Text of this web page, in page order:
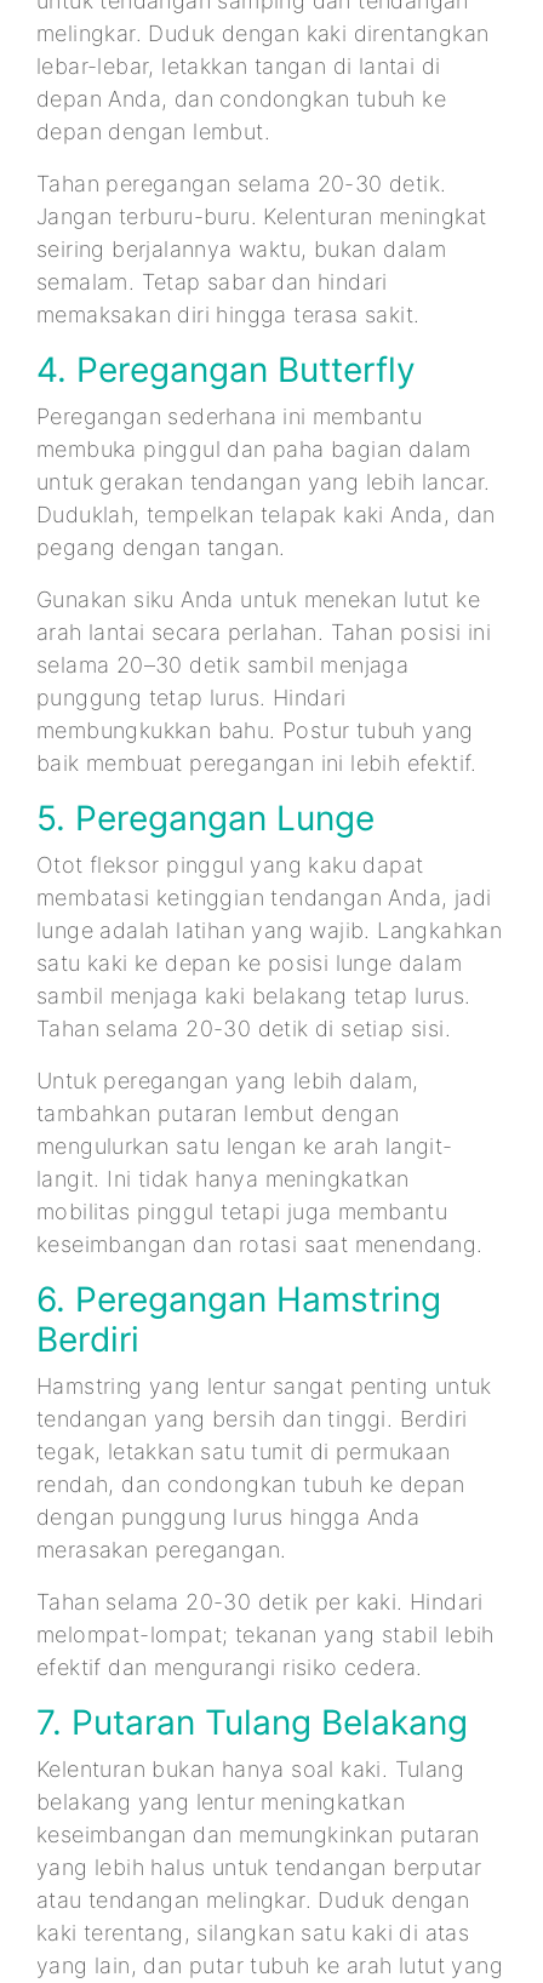
melingkar. Duduk dengan kaki direntangkan
lebar-lebar, letakkan tangan di lantai di
depan Anda, dan condongkan tubuh ke
depan dengan lembut.
Tahan peregangan selama 20-30 detik.
Jangan terburu-buru. Kelenturan meningkat
seiring berjalannya waktu, bukan dalam
semalam. Tetap sabar dan hindari
memaksakan diri hingga terasa sakit.
4. Peregangan Butterfly
Peregangan sederhana ini membantu
membuka pinggul dan paha bagian dalam
untuk gerakan tendangan yang lebih lancar.
Duduklah, tempelkan telapak kaki Anda, dan
pegang dengan tangan.
Gunakan siku Anda untuk menekan lutut ke
arah lantai secara perlahan. Tahan posisi ini
selama 20–30 detik sambil menjaga
punggung tetap lurus. Hindari
membungkukkan bahu. Postur tubuh yang
baik membuat peregangan ini lebih efektif.
5. Peregangan Lunge
Otot fleksor pinggul yang kaku dapat
membatasi ketinggian tendangan Anda, jadi
lunge adalah latihan yang wajib. Langkahkan
satu kaki ke depan ke posisi lunge dalam
sambil menjaga kaki belakang tetap lurus.
Tahan selama 20-30 detik di setiap sisi.
Untuk peregangan yang lebih dalam,
tambahkan putaran lembut dengan
mengulurkan satu lengan ke arah langit-
langit. Ini tidak hanya meningkatkan
mobilitas pinggul tetapi juga membantu
keseimbangan dan rotasi saat menendang.
6. Peregangan Hamstring
Berdiri
Hamstring yang lentur sangat penting untuk
tendangan yang bersih dan tinggi. Berdiri
tegak, letakkan satu tumit di permukaan
rendah, dan condongkan tubuh ke depan
dengan punggung lurus hingga Anda
merasakan peregangan.
Tahan selama 20-30 detik per kaki. Hindari
melompat-lompat; tekanan yang stabil lebih
efektif dan mengurangi risiko cedera.
7. Putaran Tulang Belakang
Kelenturan bukan hanya soal kaki. Tulang
belakang yang lentur meningkatkan
keseimbangan dan memungkinkan putaran
yang lebih halus untuk tendangan berputar
atau tendangan melingkar. Duduk dengan
kaki terentang, silangkan satu kaki di atas
yang lain, dan putar tubuh ke arah lutut yang